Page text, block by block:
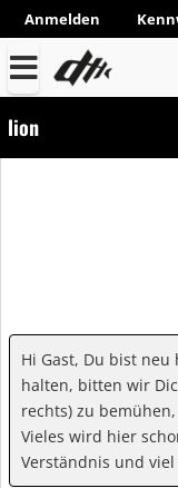
Anmelden
lion
Hi Gast, Du bist
halten, bitten wir
rechts) zu
Vieles wird hier
Verständnis und